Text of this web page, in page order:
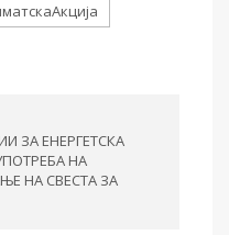
ЗА ЕНЕРГЕТСКА
НА
НА СВЕСТА ЗА